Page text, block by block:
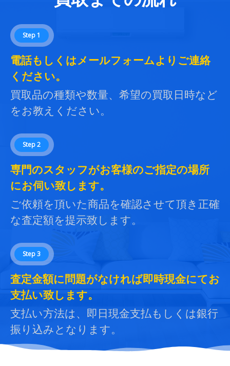
Step 1
電話もしくはメールフォームよりご連絡
ください。
買取品の種類や数量、希望の買取日時など
をお教えください。
Step 2
専門のスタッフがお客様のご指定の場所
にお伺い致します。
ご依頼を頂いた商品を確認させて頂き正確
な査定額を提示致します。
Step 3
査定金額に問題がなければ即時現金にてお
支払い致します。
支払い方法は、即日現金支払もしくは銀行
振り込みとなります。